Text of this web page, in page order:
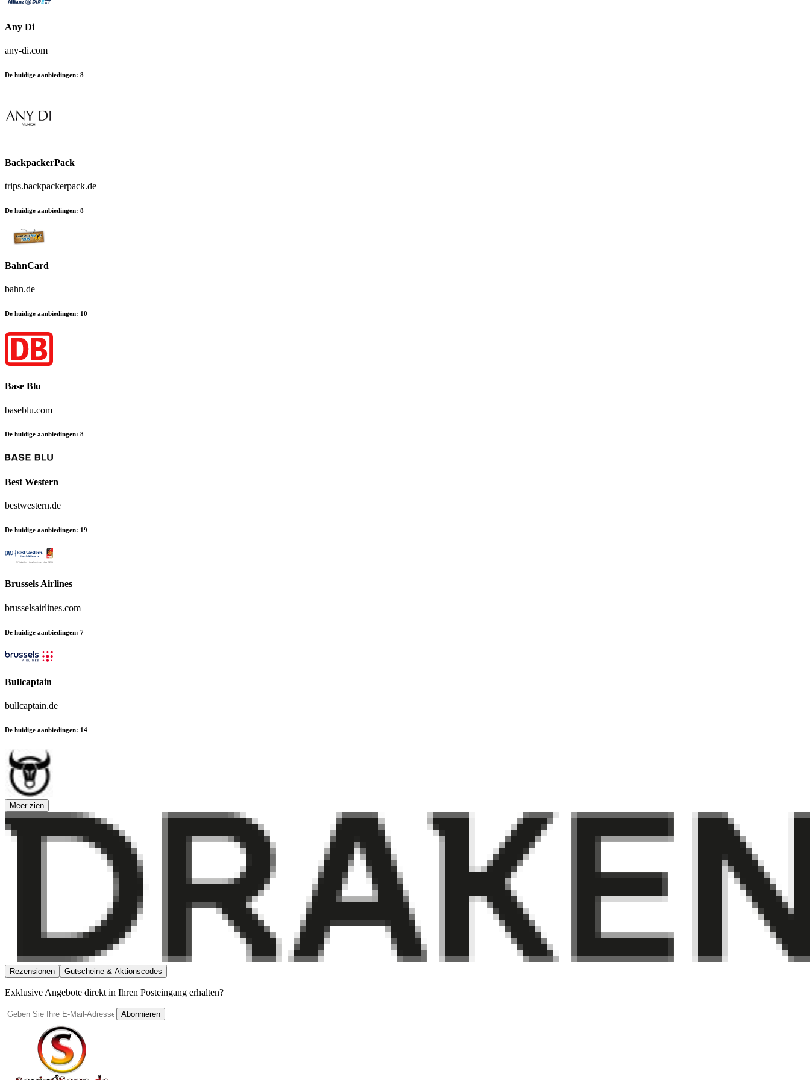
Any Di
any-di.com
De huidige aanbiedingen: 8
BackpackerPack
trips.backpackerpack.de
De huidige aanbiedingen: 8
BahnCard
bahn.de
De huidige aanbiedingen: 10
Base Blu
baseblu.com
De huidige aanbiedingen: 8
Best Western
bestwestern.de
De huidige aanbiedingen: 19
Brussels Airlines
brusselsairlines.com
De huidige aanbiedingen: 7
Bullcaptain
bullcaptain.de
De huidige aanbiedingen: 14
Meer zien
Rezensionen Gutscheine & Aktionscodes
Exklusive Angebote direkt in Ihren Posteingang erhalten?
Abonnieren